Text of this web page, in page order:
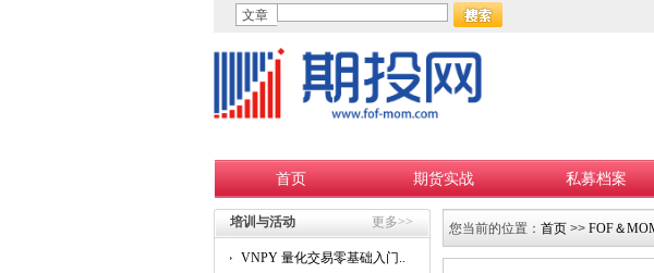
文章
首页 期货实战 私募档案
培训与活动 更多>>
VNPY 量化交易零基础入门...
您当前的位置： 首页 >> FOF＆